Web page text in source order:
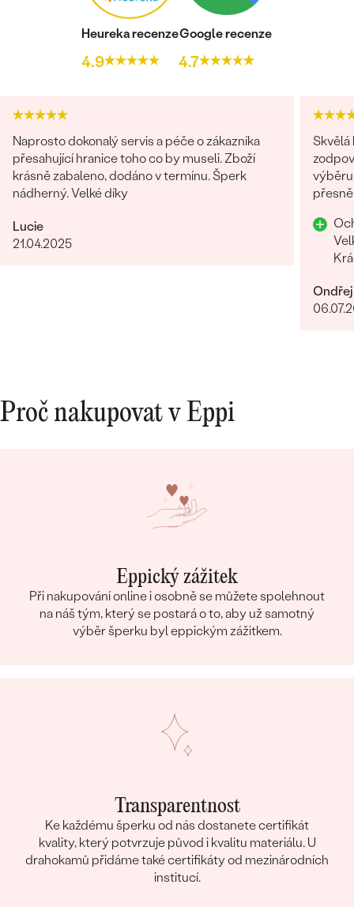
Heureka recenze
4.9
Google recenze
4.7
Naprosto dokonalý servis a péče o zákazníka
přesahující hranice toho co by museli. Zboží
krásně zabaleno, dodáno v termínu. Šperk
nádherný. Velké díky
Lucie
21.04.2025
Ondřej
Proč nakupovat v Eppi
Eppický zážitek
Při nakupování online i osobně se můžete spolehnout
na náš tým, který se postará o to, aby už samotný
výběr šperku byl eppickým zážitkem.
Transparentnost
Ke každému šperku od nás dostanete certifikát
kvality, který potvrzuje původ i kvalitu materiálu. U
drahokamů přidáme také certifikáty od mezinárodních
institucí.